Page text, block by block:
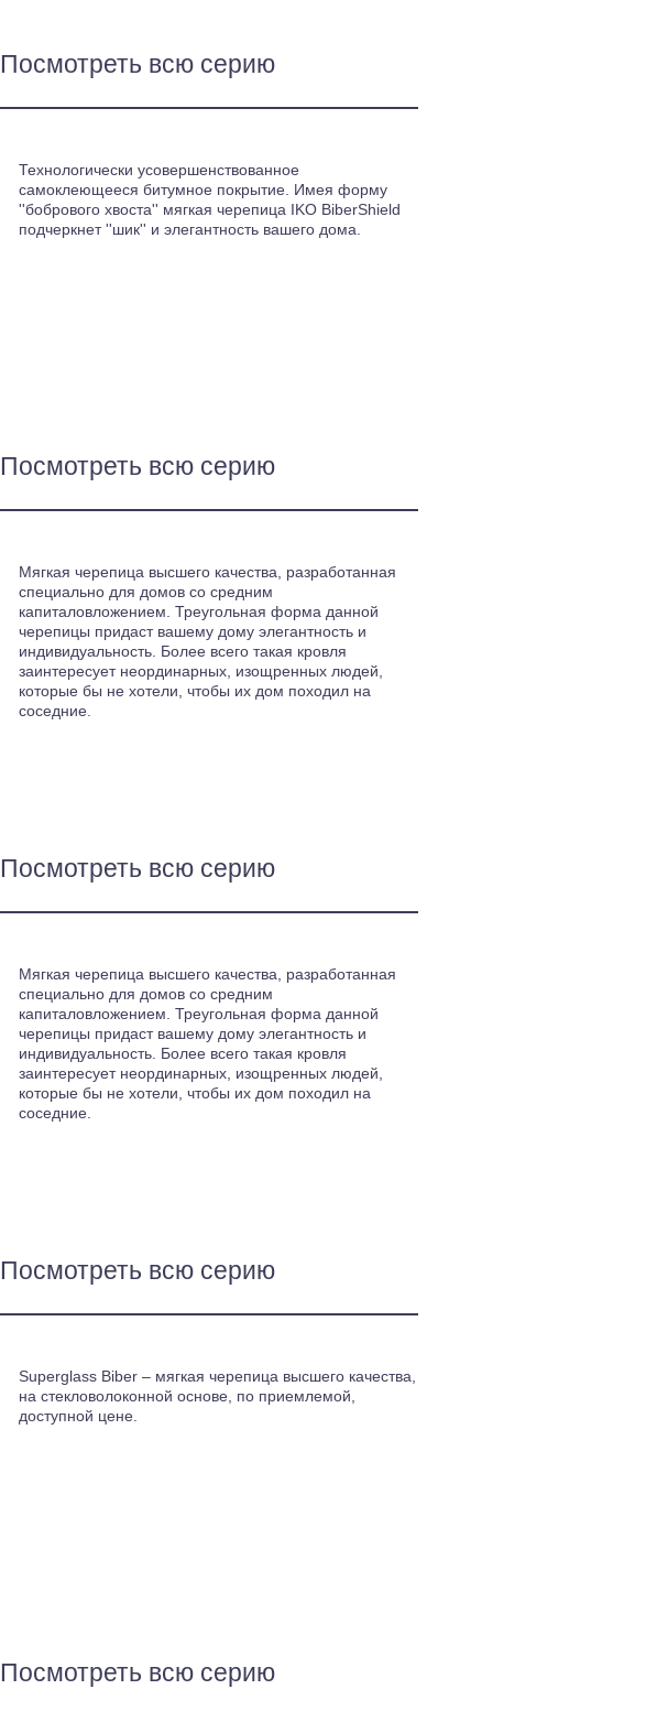
Посмотреть всю серию
Технологически усовершенствованное
самоклеющееся битумное покрытие. Имея форму
''бобрового хвоста'' мягкая черепица IKO BiberShield
подчеркнет ''шик'' и элегантность вашего дома.
Посмотреть всю серию
Мягкая черепица высшего качества, разработанная
специально для домов со средним
капиталовложением. Треугольная форма данной
черепицы придаст вашему дому элегантность и
индивидуальность. Более всего такая кровля
заинтересует неординарных, изощренных людей,
которые бы не хотели, чтобы их дом походил на
соседние.
Посмотреть всю серию
Мягкая черепица высшего качества, разработанная
специально для домов со средним
капиталовложением. Треугольная форма данной
черепицы придаст вашему дому элегантность и
индивидуальность. Более всего такая кровля
заинтересует неординарных, изощренных людей,
которые бы не хотели, чтобы их дом походил на
соседние.
Посмотреть всю серию
Superglass Biber – мягкая черепица высшего качества,
на стекловолоконной основе, по приемлемой,
доступной цене.
Посмотреть всю серию